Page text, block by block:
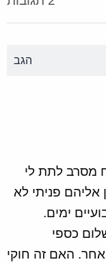
הגב
מסרב לתת לי
אליהם פניתי לא
ימים.
כספי
אחר. האם זה חוקי